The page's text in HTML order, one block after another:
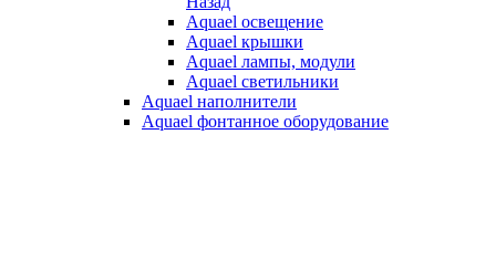
Aquael освещение
Aquael крышки
Aquael лампы, модули
Aquael светильники
Aquael наполнители
Aquael фонтанное оборудование